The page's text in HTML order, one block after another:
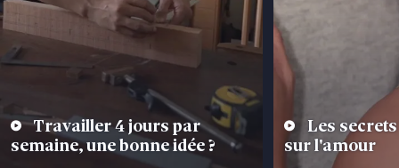
Travailler 4 jours par
semaine, une bonne idée ?
Les
sur l'amour